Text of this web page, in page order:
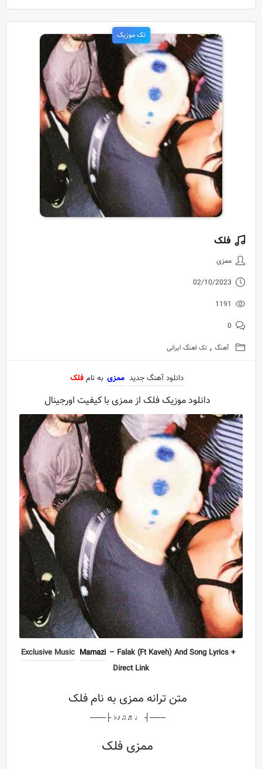
تک موزیک
دانلود آهنگ جدید ممزی به نام
فلک
ممزی
02/10/2023
1191
0
آهنگ , تک اهنگ ایرانی
دانلود آهنگ جدید ممزی به نام فلک
دانلود موزیک فلک از ممزی با کیفیت اورجینال
Exclusive Music Mamazi – Falak (Ft Kaveh) And Song Lyrics +
Direct Link
متن ترانه ممزی به نام فلک
───┤ ♩♬♫♪♭ ├───
ممزی فلک